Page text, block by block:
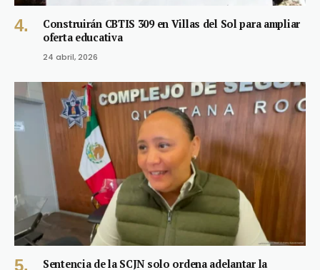
Construirán CBTIS 309 en Villas del Sol para ampliar
oferta educativa
24 abril, 2026
Sentencia de la SCJN solo ordena adelantar la